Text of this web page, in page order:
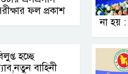
ফল প্রকাশ
না হয় :
হচ্ছে
বাহিনী